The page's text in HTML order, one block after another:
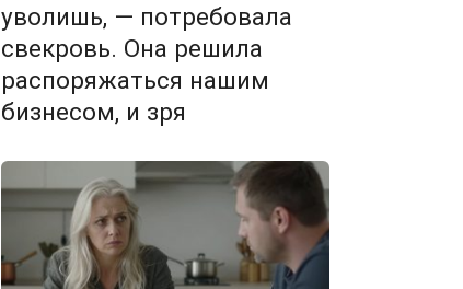
уволишь, — потребовала
свекровь. Она решила
распоряжаться нашим
бизнесом, и зря